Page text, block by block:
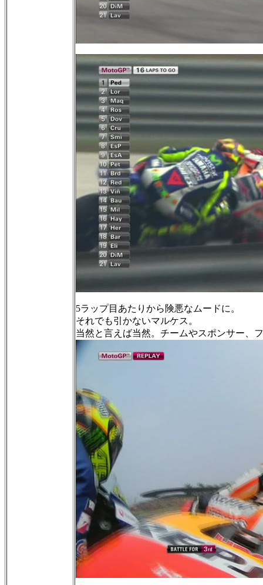
5ラップ目あたりから険悪なムードに。
それでも引かないマルケス。
当然と言えば当然。チームやスポンサー、